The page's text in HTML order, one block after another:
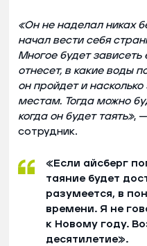
«Он не наделал никах
начал вести себя
Многое будет зависеть
отнесет, в какие воды
он пройдет и
местам. Тогда можно
когда он будет таять»,
сотрудник.
«Если айсберг
таяние будет
разумеется, в
времени. Я не
к Новому году.
десятилетие».